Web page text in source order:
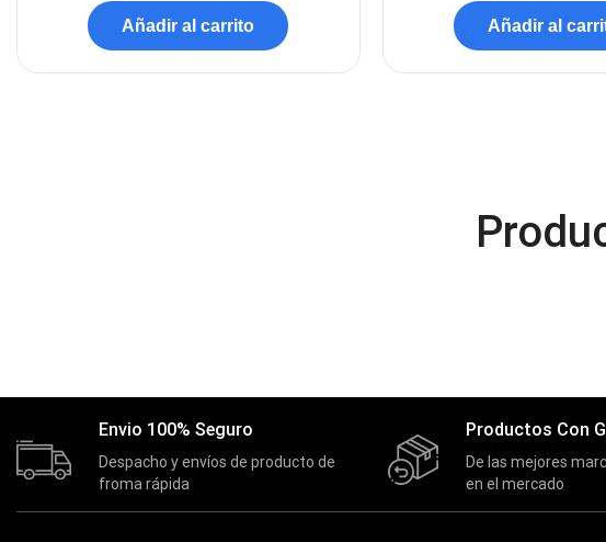
Añadir al carrito Añadir al
Envio 100% Seguro
Despacho y envíos de producto de
froma rápida
Productos Con
De las mejores
en el mercado